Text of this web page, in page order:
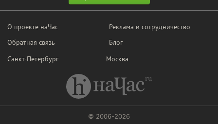
О проекте наЧас
Обратная связь
Реклама и сотрудничество
Блог
Санкт-Петербург
Москва
© 2006-2026